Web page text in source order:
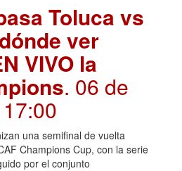
Toluca vs
ver
VIVO la
. 06 de
una semifinal de vuelta
Champions Cup, con la serie
por el conjunto